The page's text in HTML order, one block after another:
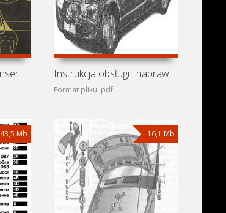
Instrukcja obsługi i konserwacji samochodów UAZ-469, Instrukcja obsługi i naprawy Volkswagen Transporter T5
Format pliku: pdf
43,5 Mb 16,1 Mb